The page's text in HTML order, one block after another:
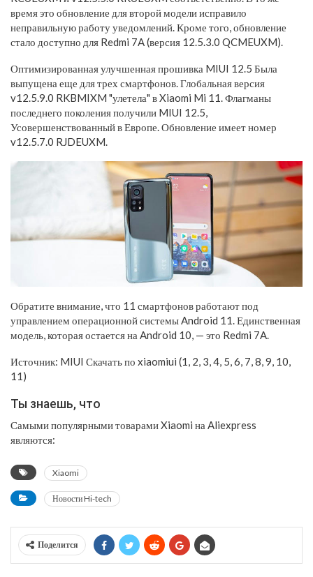
время это обновление для второй модели исправило
неправильную работу уведомлений. Кроме того, обновление
стало доступно для Redmi 7A (версия 12.5.3.0 QCMEUXM).
Оптимизированная улучшенная прошивка MIUI 12.5 Была
выпущена еще для трех смартфонов. Глобальная версия
v12.5.9.0 RKBMIXM "улетела" в Xiaomi Mi 11. Флагманы
последнего поколения получили MIUI 12.5,
Усовершенствованный в Европе. Обновление имеет номер
v12.5.7.0 RJDEUXM.
Обратите внимание, что 11 смартфонов работают под
управлением операционной системы Android 11. Единственная
модель, которая остается на Android 10, — это Redmi 7A.
Источник: MIUI Скачать по xiaomiui (1, 2, 3, 4, 5, 6, 7, 8, 9, 10,
11)
Ты знаешь, что
Самыми популярными товарами Xiaomi на Aliexpress
являются:
Xiaomi
Новости Hi-tech
Поделится